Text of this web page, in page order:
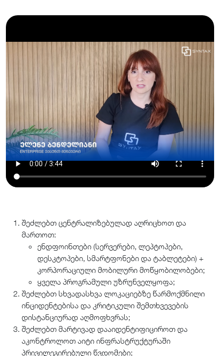
შეძლებთ ცენტრალიზებულად აღრიცხოთ და
მართოთ:
ენდფოინთები (სერვერები, ლეპტოპები,
დესკტოპები, სმარტფონები და ტაბლეტები) +
კორპორაციული მობილური მოწყობილობები;
ყველა პროგრამული უზრუნველყოფა;
შეძლებთ სხვადასხვა ლოკაციებზე წარმოქმნილი
ინციდენტებისა და კრიტიკული შემთხვევების
დისტანციურად აღმოფხვრას;
შეძლებთ მარტივად დააიდენტიფიციროთ და
აკონტროლოთ აიტი ინფრასტრუქტურაში
პრივილეგირებული წვდომები;